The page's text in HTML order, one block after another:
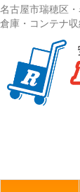
名古屋市瑞穂区
倉庫・コンテナ